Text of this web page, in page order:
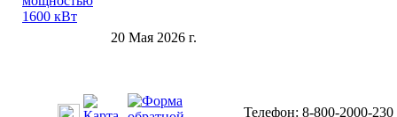
20 Мая 2026 г.
Телефон: 8-800-2000-230